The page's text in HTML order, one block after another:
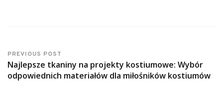
PREVIOUS POST
Najlepsze tkaniny na projekty kostiumowe: Wybór
odpowiednich materiałów dla miłośników kostiumów